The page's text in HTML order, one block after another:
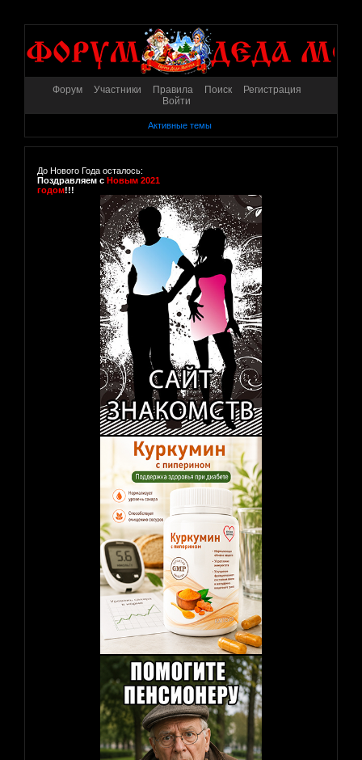
Форум Участники Правила Поиск
Регистрация
Войти
Активные темы
До Нового Года осталось:
Поздравляем с Новым 2021
годом!!!